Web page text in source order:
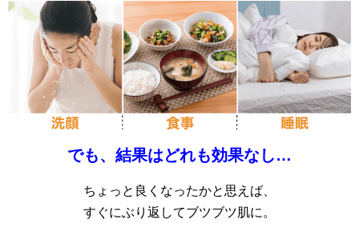
でも、結果はどれも効果なし…
ちょっと良くなったかと思えば、
すぐにぶり返してブツブツ肌に。